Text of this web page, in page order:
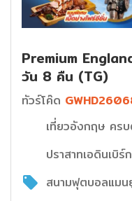
Premium
วัน 8 คืน (TG)
ทัวร์โค๊ด
เที่ยวอังกฤษ คร
ปราสาทเอดินเบิร์
สนามฟุตบอลแมน